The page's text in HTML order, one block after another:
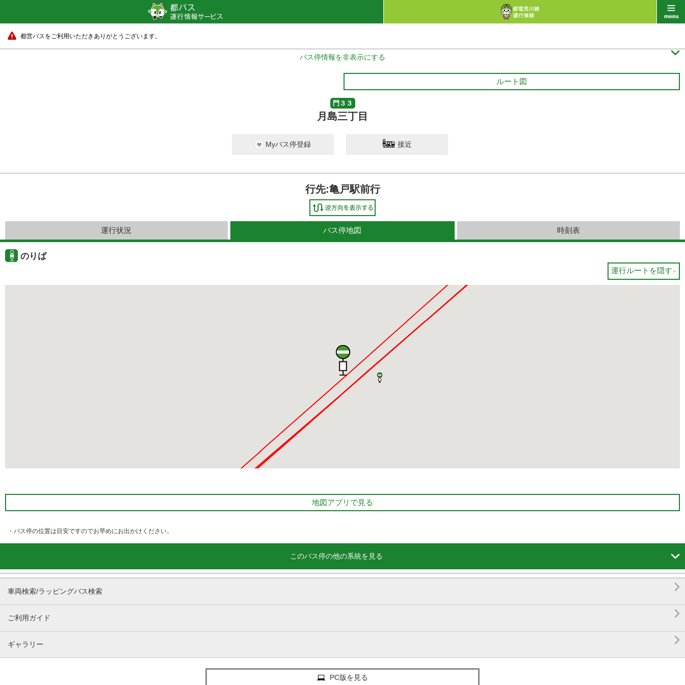
都営バスをご利用いただきありがとうございます。
バス停情報を非表示にする 
ルート図
門３３
月島三丁目
Myバス停登録 接近
行先:亀戸駅前行
運行状況 バス停地図 時刻表
のりば
運行ルートを隠す
地図アプリで見る
・バス停の位置は目安ですのでお早めにお出かけください。
このバス停の他の系統を見る 
車両検索/ラッピングバス検索 
ご利用ガイド 
ギャラリー 
PC版を見る